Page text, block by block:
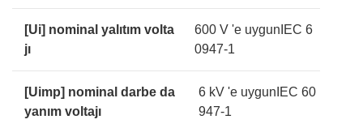
[Ui] nominal yalıtım volta
jı
600 V 'e uygunIEC 6
0947-1
[Uimp] nominal darbe da
yanım voltajı
6 kV 'e uygunIEC 60
947-1